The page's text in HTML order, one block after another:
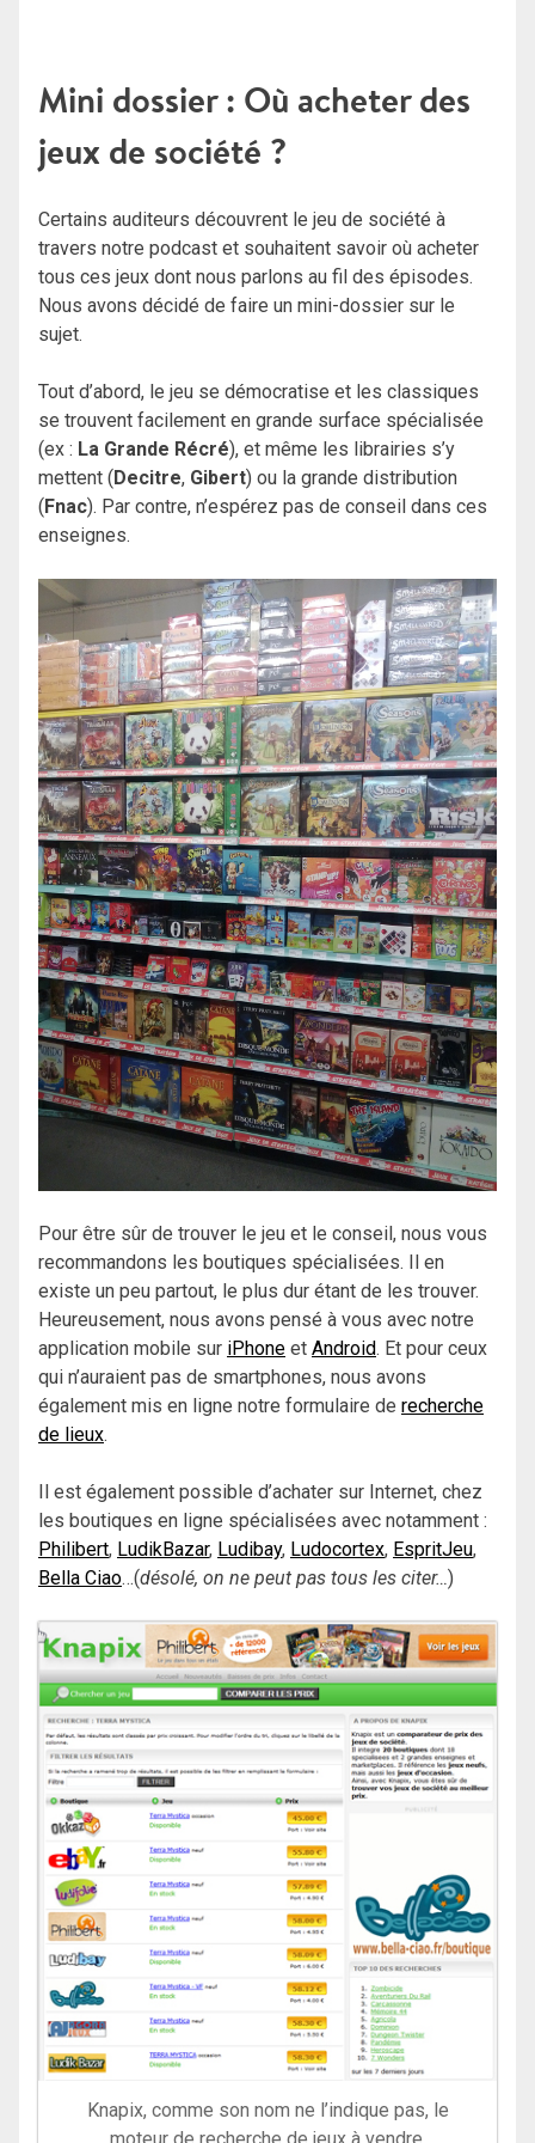
Mini dossier : Où acheter des
jeux de société ?
Certains auditeurs découvrent le jeu de société à
travers notre podcast et souhaitent savoir où acheter
tous ces jeux dont nous parlons au fil des épisodes.
Nous avons décidé de faire un mini-dossier sur le
sujet.
Tout d’abord, le jeu se démocratise et les classiques
se trouvent facilement en grande surface spécialisée
(ex : La Grande Récré), et même les librairies s’y
mettent ( Decitre, Gibert) ou la grande distribution
( Fnac). Par contre, n’espérez pas de conseil dans ces
enseignes.
Pour être sûr de trouver le jeu et le conseil, nous vous
recommandons les boutiques spécialisées. Il en
existe un peu partout, le plus dur étant de les trouver.
Heureusement, nous avons pensé à vous avec notre
application mobile sur iPhone et Android. Et pour ceux
qui n’auraient pas de smartphones, nous avons
également mis en ligne notre formulaire de recherche
de lieux.
Il est également possible d’achater sur Internet, chez
les boutiques en ligne spécialisées avec notamment :
Philibert, LudikBazar, Ludibay, Ludocortex, EspritJeu,
Bella Ciao…(désolé, on ne peut pas tous les citer…)
Knapix, comme son nom ne l’indique pas, le